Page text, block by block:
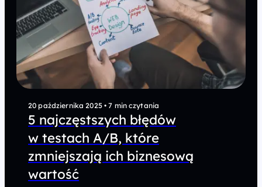
20 października 2025 • 7 min czytania
5 najczęstszych błędów
w testach A/B, które
zmniejszają ich biznesową
wartość